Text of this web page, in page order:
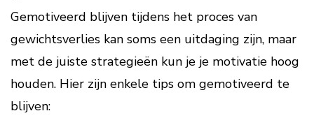
Gemotiveerd blijven tijdens het proces van
gewichtsverlies kan soms een uitdaging zijn, maar
met de juiste strategieën kun je je motivatie hoog
houden. Hier zijn enkele tips om gemotiveerd te
blijven: